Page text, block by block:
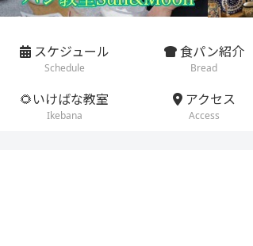
スケジュール
Schedule
食パン紹介
Bread
🌻いけばな教室
Ikebana
アクセス
Access